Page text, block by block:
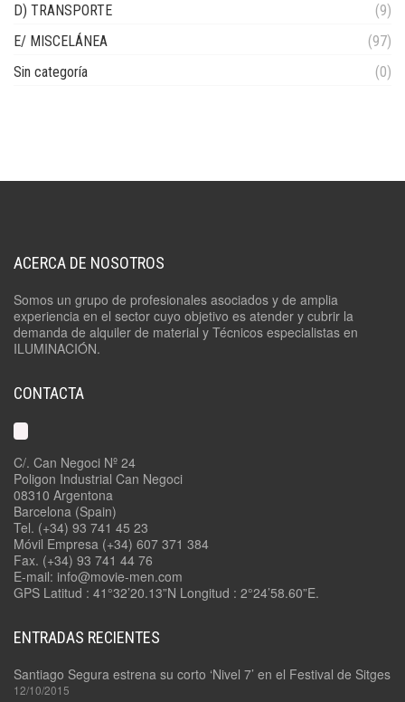
D) TRANSPORTE
(9)
E/ MISCELÁNEA
(97)
Sin categoría
(0)
ACERCA DE NOSOTROS
Somos un grupo de profesionales asociados y de amplia
experiencia en el sector cuyo objetivo es atender y cubrir la
demanda de alquiler de material y Técnicos especialistas en
ILUMINACIÓN.
CONTACTA
C/. Can Negoci Nº 24
Poligon Industrial Can Negoci
08310 Argentona
Barcelona (Spain)
Tel. (+34) 93 741 45 23
Móvil Empresa (+34) 607 371 384
Fax. (+34) 93 741 44 76
E-mail: info@movie-men.com
GPS Latitud : 41°32’20.13”N Longitud : 2°24’58.60”E.
ENTRADAS RECIENTES
Santiago Segura estrena su corto ‘Nivel 7’ en el Festival de Sitges
12/10/2015